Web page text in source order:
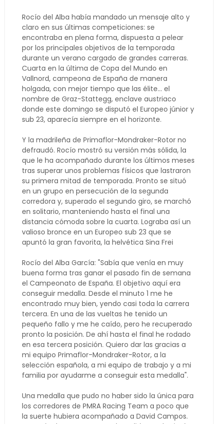
Rocío del Alba había mandado un mensaje alto y
claro en sus últimas competiciones: se
encontraba en plena forma, dispuesta a pelear
por los principales objetivos de la temporada
durante un verano cargado de grandes carreras.
Cuarta en la última de Copa del Mundo en
Vallnord, campeona de España de manera
holgada, con mejor tiempo que las élite... el
nombre de Graz-Stattegg, enclave austriaco
donde este domingo se disputó el Europeo júnior y
sub 23, aparecía siempre en el horizonte.
Y la madrileña de Primaflor-Mondraker-Rotor no
defraudó. Rocío mostró su versión más sólida, la
que le ha acompañado durante los últimos meses
tras superar unos problemas físicos que lastraron
su primera mitad de temporada. Pronto se situó
en un grupo en persecución de la segunda
corredora y, superado el segundo giro, se marchó
en solitario, manteniendo hasta el final una
distancia cómoda sobre la cuarta. Lograba así un
valioso bronce en un Europeo sub 23 que se
apuntó la gran favorita, la helvética Sina Frei
Rocío del Alba García: "Sabía que venía en muy
buena forma tras ganar el pasado fin de semana
el Campeonato de España. El objetivo aquí era
conseguir medalla. Desde el minuto 1 me he
encontrado muy bien, yendo casi toda la carrera
tercera. En una de las vueltas he tenido un
pequeño fallo y me he caído, pero he recuperado
pronto la posición. De ahí hasta el final he rodado
en esa tercera posición. Quiero dar las gracias a
mi equipo Primaflor-Mondraker-Rotor, a la
selección española, a mi equipo de trabajo y a mi
familia por ayudarme a conseguir esta medalla".
Una medalla que pudo no haber sido la única para
los corredores de PMRA Racing Team a poco que
la suerte hubiera acompañado a David Campos.